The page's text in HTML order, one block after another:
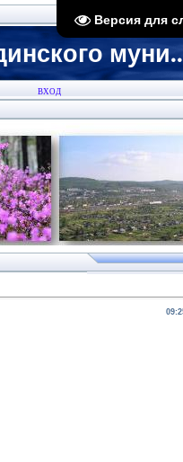
Версия для
ВХОД